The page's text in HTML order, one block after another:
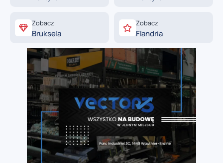
Zobacz
Bruksela
Zobacz
Flandria